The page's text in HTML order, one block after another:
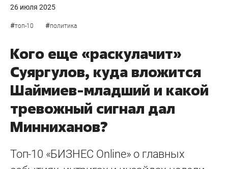
26 июля 2025
#топ-10 #политика
Кого еще «раскулачит»
Суяргулов, куда вложится
Шаймиев-младший и какой
тревожный сигнал дал
Минниханов?
Топ-10 «БИЗНЕС Online» о главных